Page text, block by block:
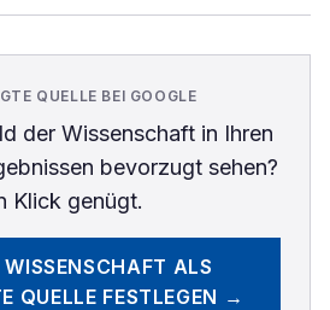
QUELLE BEI GOOGLE
der Wissenschaftin Ihren
bevorzugt sehen?
Klick genügt.
WISSENSCHAFT ALS
QUELLE FESTLEGEN →